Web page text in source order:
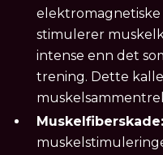
elektromagnetiske
stimulerer
intense enn det
trening. Dette
Muskelfiberskade: